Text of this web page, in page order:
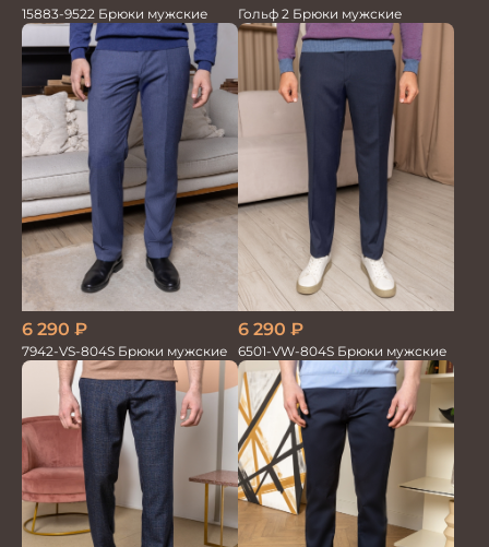
15883-9522 Брюки мужские Гольф 2 Брюки мужские
6 290 ₽
7942-VS-804S Брюки мужские
6 290 ₽
6501-VW-804S Брюки мужские